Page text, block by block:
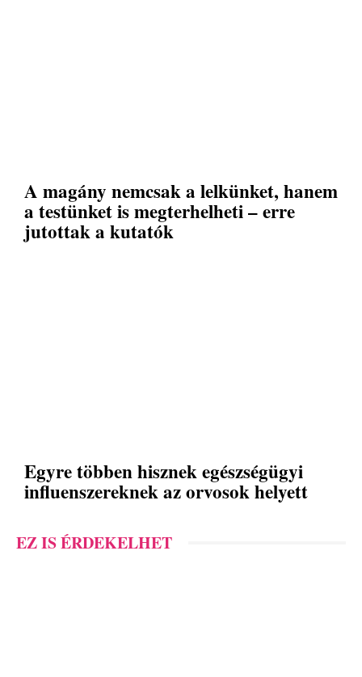
A magány nemcsak a lelkünket, hanem
a testünket is megterhelheti – erre
jutottak a kutatók
Egyre többen hisznek egészségügyi
influenszereknek az orvosok helyett
EZ IS ÉRDEKELHET